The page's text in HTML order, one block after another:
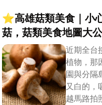
⭐高雄菇類美食｜小
菇，菇類美食地圖大公
近期全台
植物，那
園與分隔
又白的，
越馬路拍